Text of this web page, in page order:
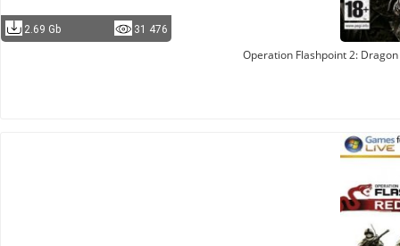
2.69 Gb 31 476
Operation Flashpoint 2: